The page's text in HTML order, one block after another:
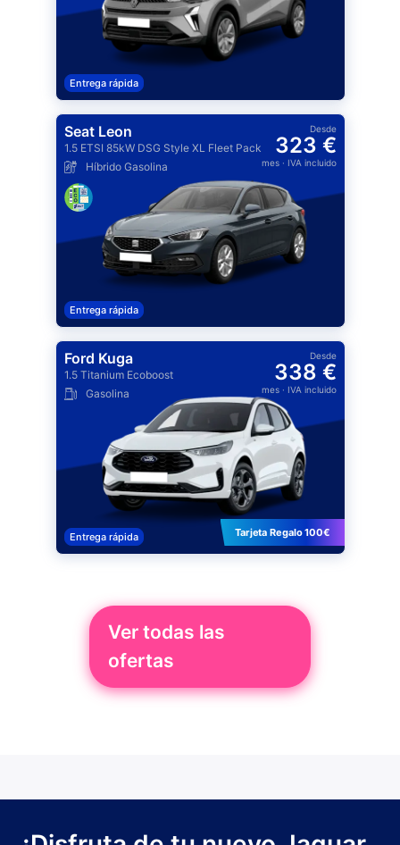
Entrega rápida
Seat Leon
1.5 ETSI 85kW DSG Style XL Fleet Pack
Híbrido Gasolina
Desde
323 €
mes· IVA incluido
Entrega rápida
Ford Kuga
1.5 Titanium Ecoboost
Gasolina
Desde
338 €
mes· IVA incluido
Entrega rápida Tarjeta Regalo 100€
Ver todas las
ofertas